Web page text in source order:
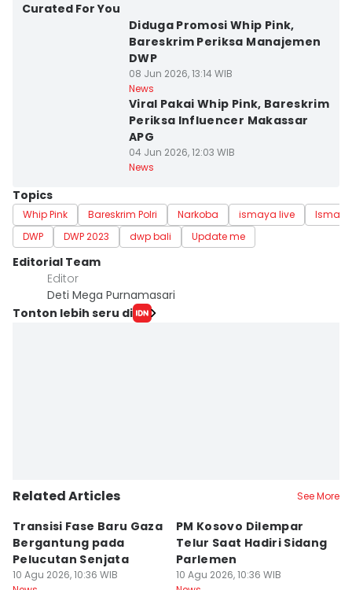
Curated For You
Diduga Promosi Whip Pink,
Bareskrim Periksa Manajemen
DWP
08 Jun 2026, 13:14 WIB
News
Viral Pakai Whip Pink, Bareskrim
Periksa Influencer Makassar
APG
04 Jun 2026, 12:03 WIB
News
Topics
Whip Pink Bareskrim Polri Narkoba ismaya live
DWP
DWP 2023 dwp bali Update me
Editorial Team
Editor
Deti Mega Purnamasari
Tonton lebih seru di
Related Articles See More
Transisi Fase Baru Gaza
Bergantung pada
Pelucutan Senjata
10 Agu 2026, 10:36 WIB
PM Kosovo Dilempar
Telur Saat Hadiri Sidang
Parlemen
10 Agu 2026, 10:36 WIB